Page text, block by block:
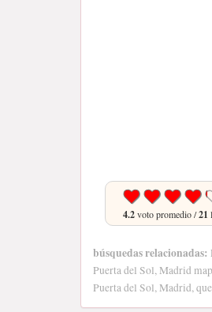
4.2voto promedio /21
búsquedas relacionadas:
Puerta del Sol, Madrid
Puerta del Sol, Madrid,